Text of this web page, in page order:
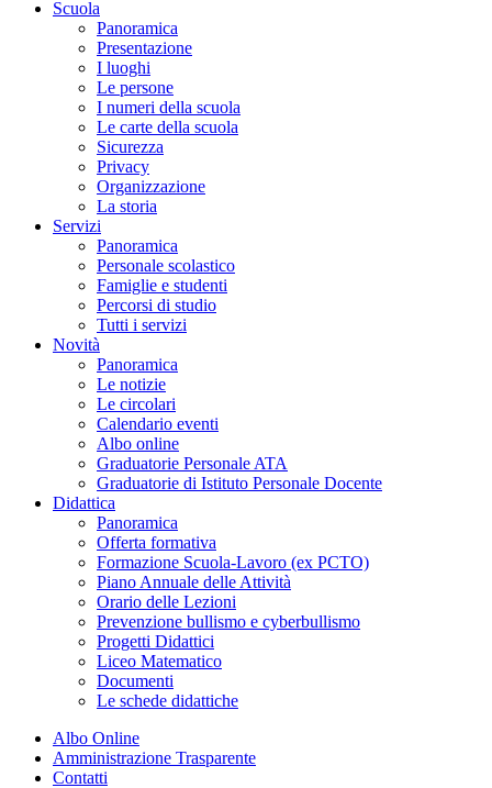
Scuola
Panoramica
Presentazione
I luoghi
Le persone
I numeri della scuola
Le carte della scuola
Sicurezza
Privacy
Organizzazione
La storia
Servizi
Panoramica
Personale scolastico
Famiglie e studenti
Percorsi di studio
Tutti i servizi
Novità
Panoramica
Le notizie
Le circolari
Calendario eventi
Albo online
Graduatorie Personale ATA
Graduatorie di Istituto Personale Docente
Didattica
Panoramica
Offerta formativa
Formazione Scuola-Lavoro (ex PCTO)
Piano Annuale delle Attività
Orario delle Lezioni
Prevenzione bullismo e cyberbullismo
Progetti Didattici
Liceo Matematico
Documenti
Le schede didattiche
Albo Online
Amministrazione Trasparente
Contatti